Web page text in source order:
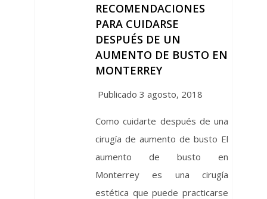
RECOMENDACIONES
PARA CUIDARSE
DESPUÉS DE UN
AUMENTO DE BUSTO EN
MONTERREY
Publicado 3 agosto, 2018
Como cuidarte después de una
cirugía de aumento de busto El
aumento de busto en
Monterrey es una cirugía
estética que puede practicarse